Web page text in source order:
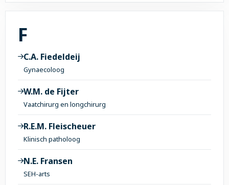
Alle onderwerpen
F
C.A. Fiedeldeij
Gynaecoloog
W.M. de Fijter
Vaatchirurg en longchirurg
R.E.M. Fleischeuer
Klinisch patholoog
N.E. Fransen
SEH-arts